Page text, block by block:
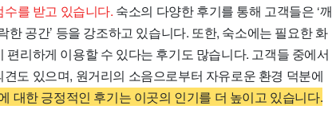
를 받고 있습니다. 숙소의 다양한 후기를 통해 고객들은 ‘깨
한 공간’ 등을 강조하고 있습니다. 또한, 숙소에는 필요한 화
리하게 이용할 수 있다는 후기도 많습니다. 고객들 중에서
도 있으며, 원거리의 소음으로부터 자유로운 환경 덕분에
대한 긍정적인 후기는 이곳의 인기를 더 높이고 있습니다.